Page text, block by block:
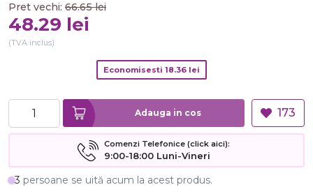
Pret vechi: 66.65 lei
48.29 lei
(TVA inclus)
Economisesti 18.36lei
Adauga in cos 173
Comenzi Telefonice (click aici):
9:00-18:00 Luni-Vineri
3 persoane se uită acum la acest produs.